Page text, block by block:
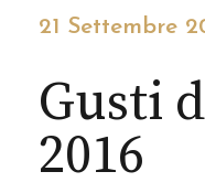
21 Settembre
Gusti
2016